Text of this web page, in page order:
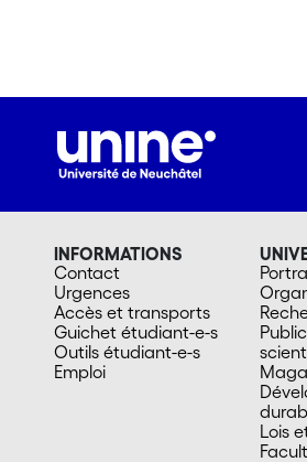
INFORMATIONS
Contact
Urgences
Accès et transports
Guichet étudiant-e-s
Outils étudiant-e-s
Emploi
Lois